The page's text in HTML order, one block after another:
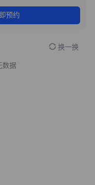
预约
换一换
数据